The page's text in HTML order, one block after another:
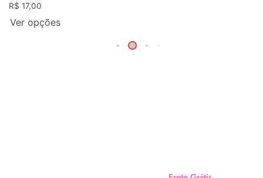
R$ 17,00
Ver opções